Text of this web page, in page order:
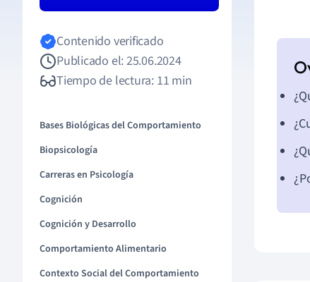
Contenido verificado
Publicado el: 25.06.2024
Tiempo de lectura: 11 min
Bases Biológicas del Comportamiento
Biopsicología
Carreras en Psicología
Cognición
Cognición y Desarrollo
Comportamiento Alimentario
Contexto Social del Comportamiento